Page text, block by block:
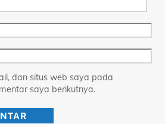
dan situs web saya pada
saya berikutnya.